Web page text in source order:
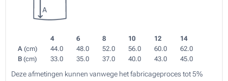
4 6 8 10 12
14
A (cm) 44.0 48.0 52.0 56.0 60.0
62.0
B (cm) 33.0 35.0 37.0 40.0 43.0 45.0
Deze afmetingen kunnen vanwege het fabricageproces tot 5%